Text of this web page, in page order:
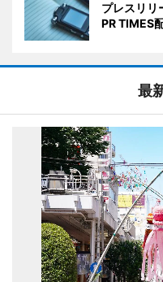
プレスリリ
PR TIMES
最